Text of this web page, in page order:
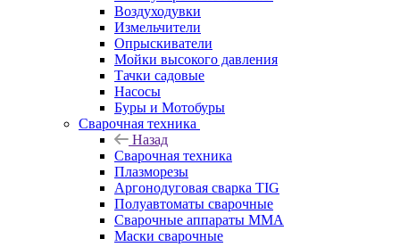
Воздуходувки
Измельчители
Опрыскиватели
Мойки высокого давления
Тачки садовые
Насосы
Буры и Мотобуры
Сварочная техника
Назад
Сварочная техника
Плазморезы
Аргонодуговая сварка TIG
Полуавтоматы сварочные
Сварочные аппараты ММА
Маски сварочные